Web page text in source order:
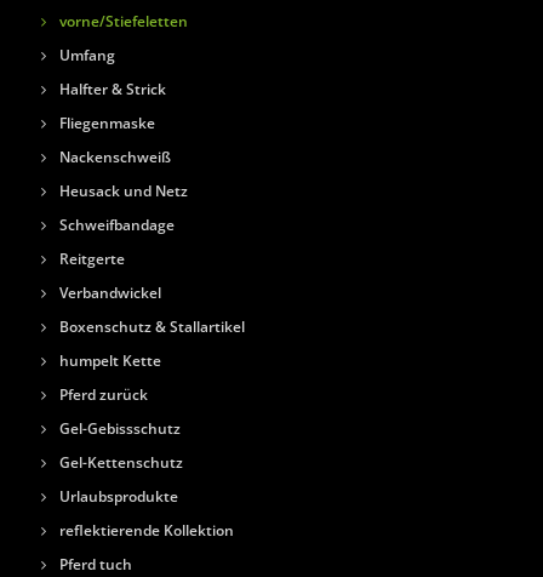
vorne/Stiefeletten
Umfang
Halfter & Strick
Fliegenmaske
Nackenschweiß
Heusack und Netz
Schweifbandage
Reitgerte
Verbandwickel
Boxenschutz & Stallartikel
humpelt Kette
Pferd zurück
Gel-Gebissschutz
Gel-Kettenschutz
Urlaubsprodukte
reflektierende Kollektion
Pferd tuch